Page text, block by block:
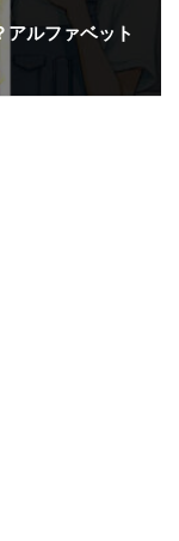
アルファベット